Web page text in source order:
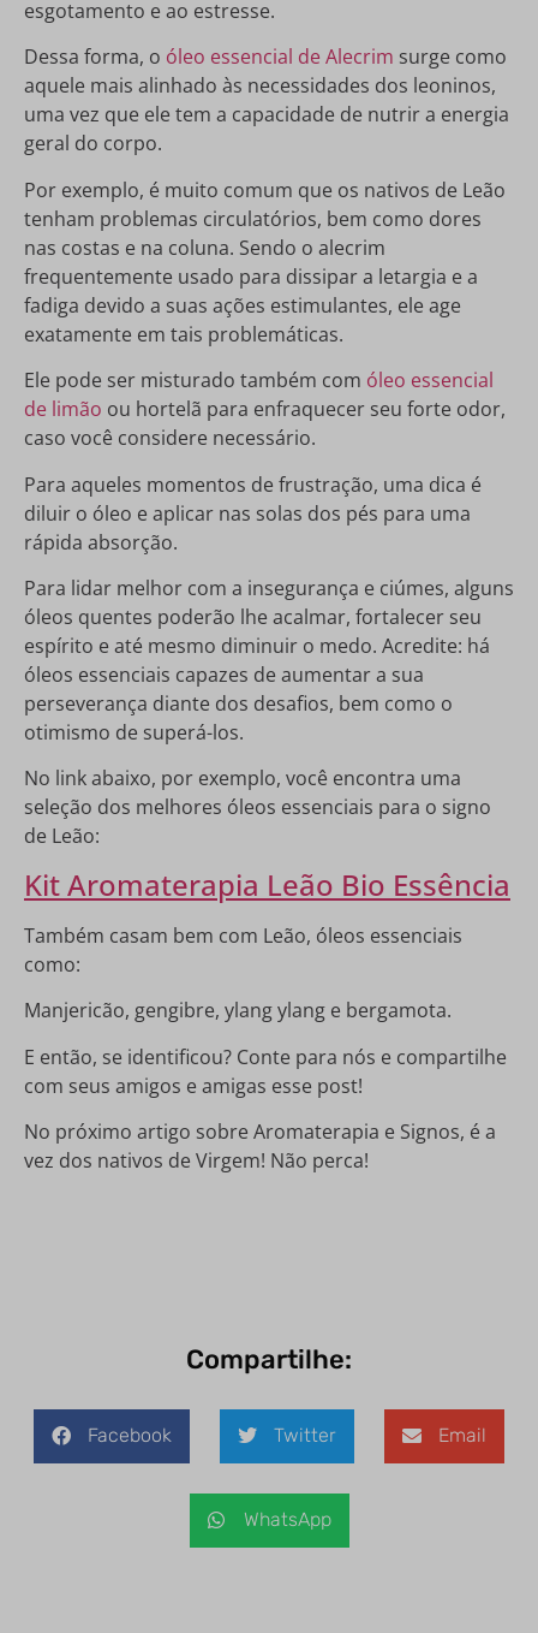
esgotamento e ao estresse.
Dessa forma, o óleo essencial de Alecrim surge como
aquele mais alinhado às necessidades dos leoninos,
uma vez que ele tem a capacidade de nutrir a energia
geral do corpo.
Por exemplo, é muito comum que os nativos de Leão
tenham problemas circulatórios, bem como dores
nas costas e na coluna. Sendo o alecrim
frequentemente usado para dissipar a letargia e a
fadiga devido a suas ações estimulantes, ele age
exatamente em tais problemáticas.
Ele pode ser misturado também com óleo essencial
de limão ou hortelã para enfraquecer seu forte odor,
caso você considere necessário.
Para aqueles momentos de frustração, uma dica é
diluir o óleo e aplicar nas solas dos pés para uma
rápida absorção.
Para lidar melhor com a insegurança e ciúmes, alguns
óleos quentes poderão lhe acalmar, fortalecer seu
espírito e até mesmo diminuir o medo. Acredite: há
óleos essenciais capazes de aumentar a sua
perseverança diante dos desafios, bem como o
otimismo de superá-los.
No link abaixo, por exemplo, você encontra uma
seleção dos melhores óleos essenciais para o signo
de Leão:
Kit Aromaterapia Leão Bio Essência
Também casam bem com Leão, óleos essenciais
como:
Manjericão, gengibre, ylang ylang e bergamota.
E então, se identificou? Conte para nós e compartilhe
com seus amigos e amigas esse post!
No próximo artigo sobre Aromaterapia e Signos, é a
vez dos nativos de Virgem! Não perca!
Compartilhe:
Facebook Twitter Email
WhatsApp